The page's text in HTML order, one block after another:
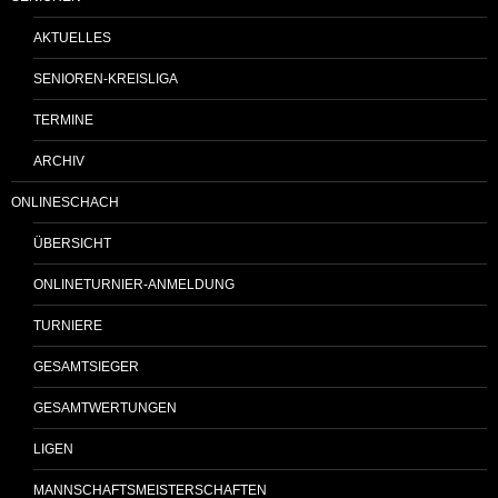
AKTUELLES
SENIOREN-KREISLIGA
TERMINE
ARCHIV
ONLINESCHACH
ÜBERSICHT
ONLINETURNIER-ANMELDUNG
TURNIERE
GESAMTSIEGER
GESAMTWERTUNGEN
LIGEN
MANNSCHAFTSMEISTERSCHAFTEN